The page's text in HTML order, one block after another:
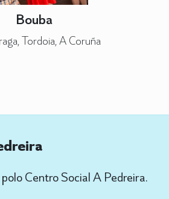
Bouba
Tordoia, A Coruña
Centro Social A Pedreira.